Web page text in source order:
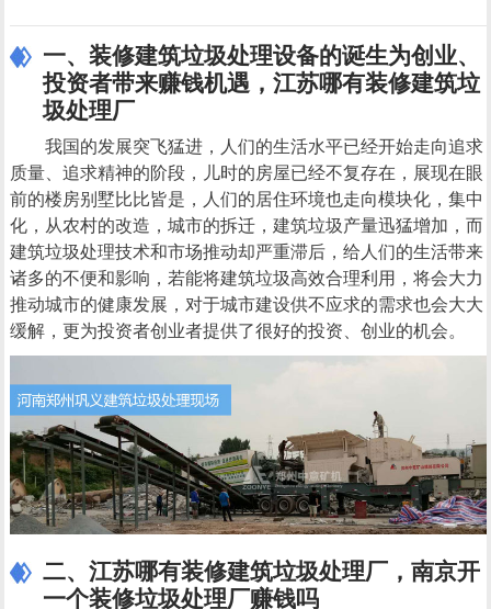
一、装修建筑垃圾处理设备的诞生为创业、
投资者带来赚钱机遇，江苏哪有装修建筑垃
圾处理厂
我国的发展突飞猛进，人们的生活水平已经开始走向追求
质量、追求精神的阶段，儿时的房屋已经不复存在，展现在眼
前的楼房别墅比比皆是，人们的居住环境也走向模块化，集中
化，从农村的改造，城市的拆迁，建筑垃圾产量迅猛增加，而
建筑垃圾处理技术和市场推动却严重滞后，给人们的生活带来
诸多的不便和影响，若能将建筑垃圾高效合理利用，将会大力
推动城市的健康发展，对于城市建设供不应求的需求也会大大
缓解，更为投资者创业者提供了很好的投资、创业的机会。
二、江苏哪有装修建筑垃圾处理厂，南京开
一个装修垃圾处理厂赚钱吗